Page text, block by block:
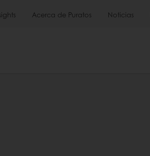
Acerca de Puratos Noticias